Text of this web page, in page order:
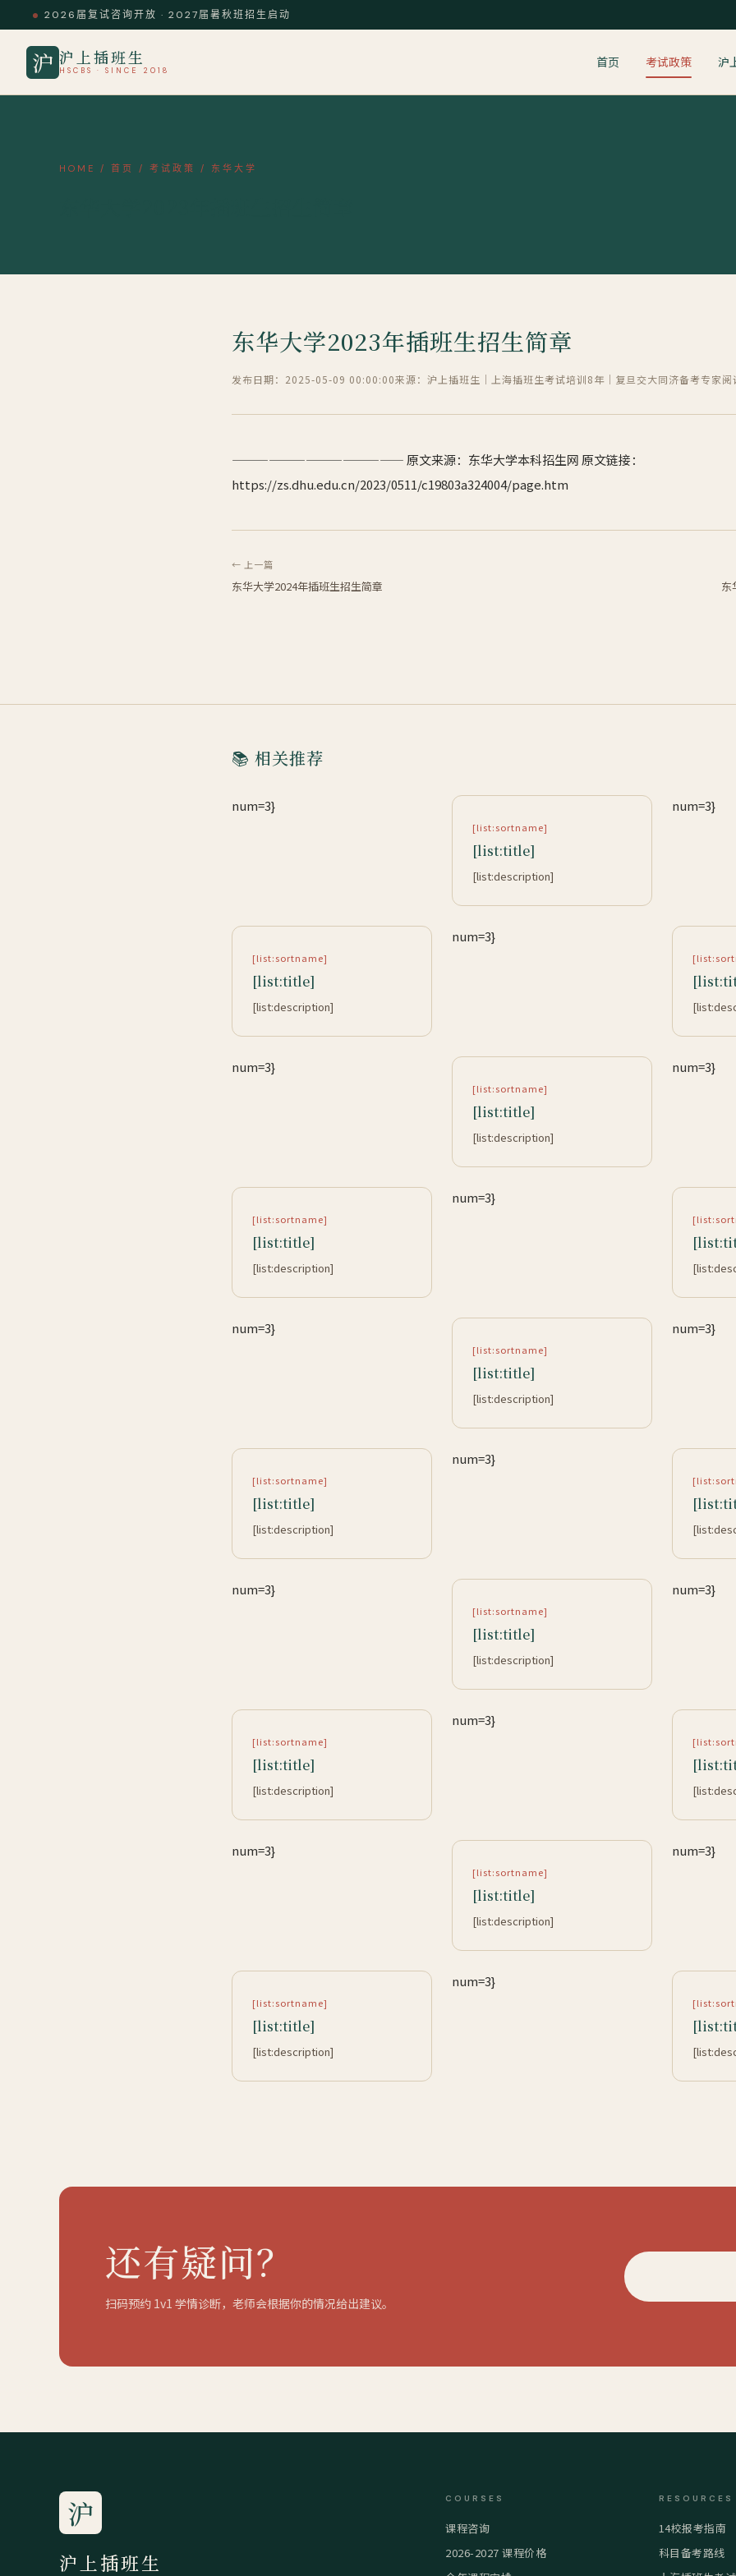
2026届复试咨询开放 · 2027届暑秋班招生启动
沪 沪上插班生
HSCBS · SINCE 2018
首页 考试政策 沪
HOME / 首页 / 考试政策 / 东华大学
东华大学2023年插班生招生简章
发布日期：2025-05-09 00:00:00来源：沪上插班生｜上海插班生考试培训8年｜复旦交大同济备考专家阅
—————————————— 原文来源：东华大学本科招生网 原文链接：
https://zs.dhu.edu.cn/2023/0511/c19803a324004/page.htm
← 上一篇
东华大学2024年插班生招生简章 东
📚 相关推荐
num=3}
[list:sortname]
[list:title]
[list:description]
num=3}
[list:sortname]
[list:title]
[list:description]
num=3}
num=3}
[list:sortname]
[list:title]
[list:description]
num=3}
[list:sortname]
[list:title]
[list:description]
num=3}
num=3}
[list:sortname]
[list:title]
[list:description]
num=3}
[list:sortname]
[list:title]
[list:description]
num=3}
num=3}
[list:sortname]
[list:title]
[list:description]
num=3}
[list:sortname]
[list:title]
[list:description]
num=3}
num=3}
[list:sortname]
[list:title]
[list:description]
num=3}
[list:sortname]
[list:title]
[list:description]
num=3}
还有疑问？
扫码预约 1v1 学情诊断，老师会根据你的情况给出建议。
沪
沪上插班生
COURSES
课程咨询
2026-2027 课程价格
RESOURCES
14校报考指南
科目备考路线